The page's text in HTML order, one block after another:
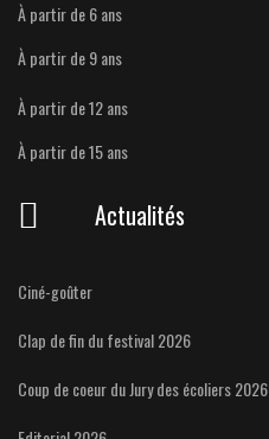
À partir de 6 ans
À partir de 9 ans
À partir de 12 ans
À partir de 15 ans
Actualités
Ciné-goûter
Clap de fin du festival 2026
Coup de coeur du Jury des écoliers 2026